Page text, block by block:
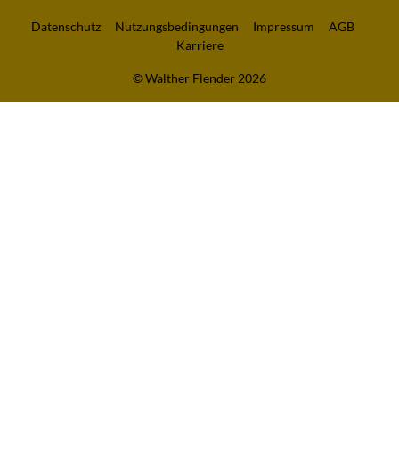
© Walther Flender 2026
Datenschutz Nutzungsbedingungen Impressum
AGB
Karriere